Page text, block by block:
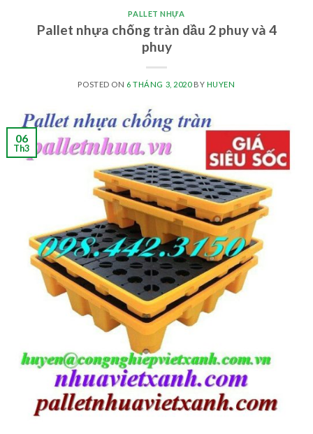
PALLET NHỰA
Pallet nhựa chống tràn dầu 2 phuy và 4
phuy
POSTED ON 6 THÁNG 3, 2020BY HUYEN
06
Th3